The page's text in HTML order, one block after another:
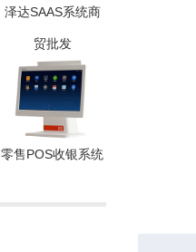
泽达SAAS系统商
贸批发
零售POS收银系统